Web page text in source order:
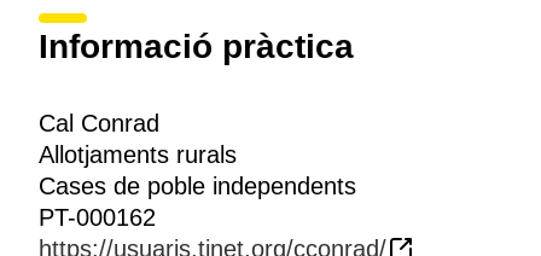
Informació pràctica
Cal Conrad
Allotjaments rurals
Cases de poble independents
PT-000162
https://usuaris.tinet.org/cconrad/